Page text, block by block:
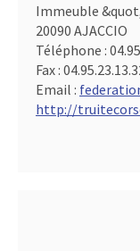
Immeuble
20090 AJACCIO
Téléphone :
Fax :
Email :
http://